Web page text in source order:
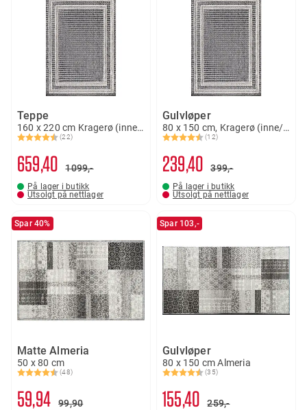
Teppe
160 x 220 cm Kragerø (inne/ute)
Karakter:
(22)
4.5 av 5 mulige
65940 1099,-
På lager i butikk
Utsolgt på nettlager
Gulvløper
80 x 150 cm, Kragerø (inne/ute)
Karakter:
(12)
4.2 av 5 mulige
23940 399,-
På lager i butikk
Utsolgt på nettlager
Spar 40%
Matte Almeria
50 x 80 cm
Karakter:
(48)
4.4 av 5 mulige
59 94 99 90
Spar 103,-
Gulvløper
80 x 150 cm Almeria
Karakter:
(35)
4.5 av 5 mulige
15540 259,-